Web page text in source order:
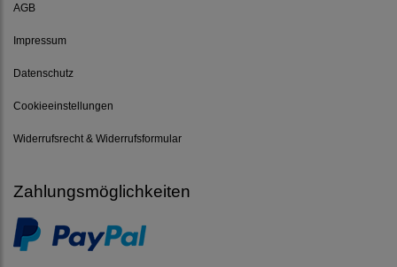
AGB
Impressum
Datenschutz
Cookieeinstellungen
Widerrufsrecht & Widerrufsformular
Zahlungsmöglichkeiten